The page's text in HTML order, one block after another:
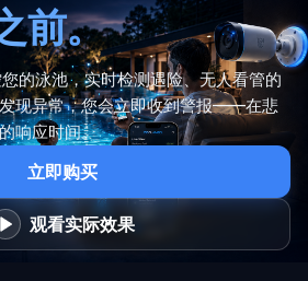
前。
的泳池，实时检测遇险、无人看管的
现异常，您会立即收到警报——在悲
响应时间。
立即购买
观看实际效果